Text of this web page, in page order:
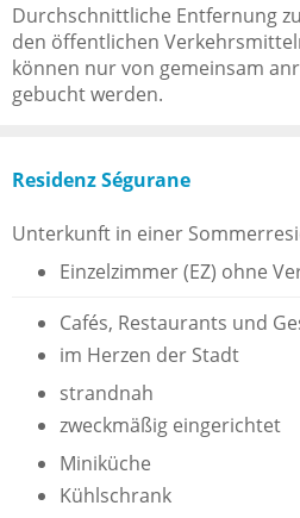
Durchschnittliche Entfernung
den öffentlichen
können nur von gemeinsam
gebucht werden.
Residenz Ségurane
Unterkunft in einer
Einzelzimmer (EZ) ohne
Cafés, Restaurants und
im Herzen der Stadt
strandnah
zweckmäßig eingerichtet
Miniküche
Kühlschrank